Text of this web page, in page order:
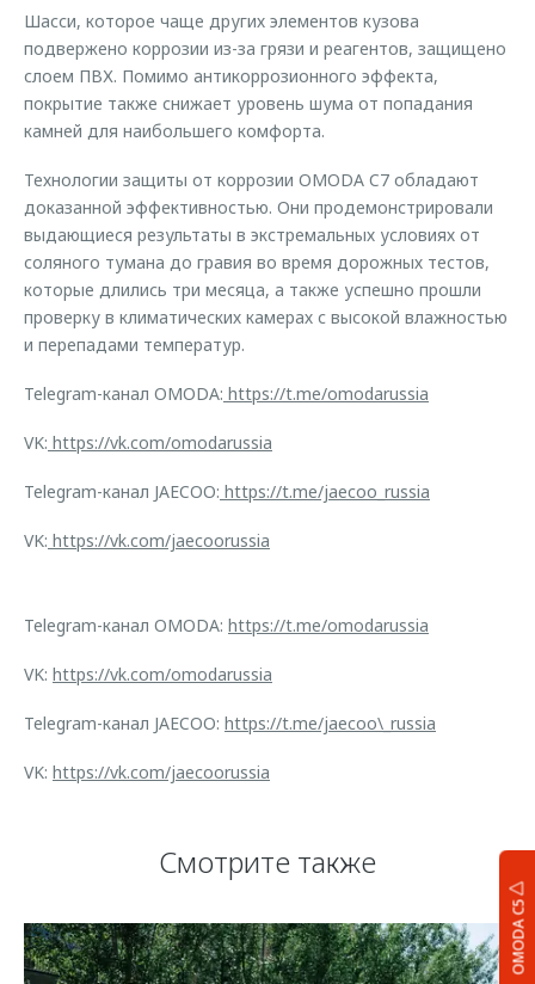
OMODA C5
Шасси, которое чаще других элементов кузова
подвержено коррозии из-за грязи и реагентов, защищено
слоем ПВХ. Помимо антикоррозионного эффекта,
покрытие также снижает уровень шума от попадания
камней для наибольшего комфорта.
Технологии защиты от коррозии OMODA C7 обладают
доказанной эффективностью. Они продемонстрировали
выдающиеся результаты в экстремальных условиях от
соляного тумана до гравия во время дорожных тестов,
которые длились три месяца, а также успешно прошли
проверку в климатических камерах с высокой влажностью
и перепадами температур.
Telegram-канал OMODA: https://t.me/omodarussia
VK: https://vk.com/omodarussia
Telegram-канал JAECOO: https://t.me/jaecoo_russia
VK: https://vk.com/jaecoorussia
Telegram-канал OMODA: https://t.me/omodarussia
VK: https://vk.com/omodarussia
Telegram-канал JAECOO: https://t.me/jaecoo\_russia
VK: https://vk.com/jaecoorussia
Смотрите также